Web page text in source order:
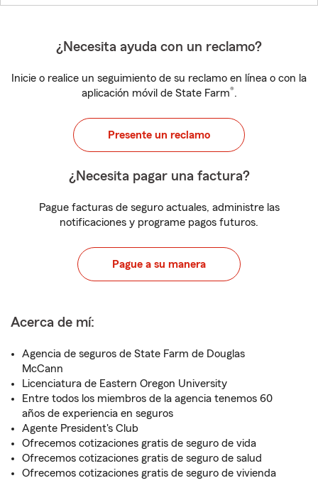
¿Necesita ayuda con un reclamo?
Inicie o realice un seguimiento de su reclamo en línea o con la
aplicación móvil de State Farm®.
Presente un reclamo
¿Necesita pagar una factura?
Pague facturas de seguro actuales, administre las
notificaciones y programe pagos futuros.
Pague a su manera
Acerca de mí:
Agencia de seguros de State Farm de Douglas
McCann
Licenciatura de Eastern Oregon University
Entre todos los miembros de la agencia tenemos 60
años de experiencia en seguros
Agente President's Club
Ofrecemos cotizaciones gratis de seguro de vida
Ofrecemos cotizaciones gratis de seguro de salud
Ofrecemos cotizaciones gratis de seguro de vivienda